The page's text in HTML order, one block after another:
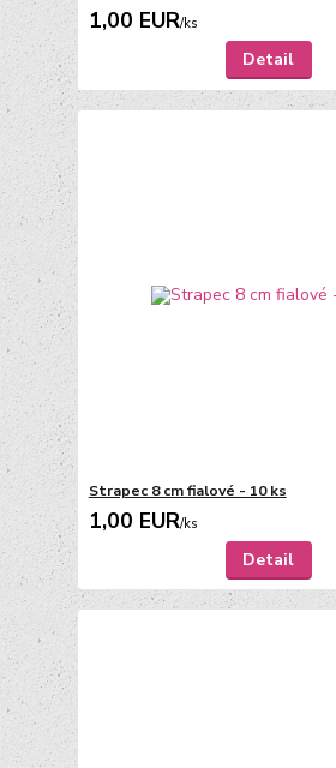
1,00 EUR/ks
Detail
Strapec 8 cm fialové - 10 ks
1,00 EUR/ks
Detail